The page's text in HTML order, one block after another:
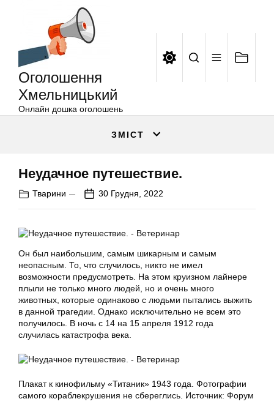
Оголошення
Хмельницький
Онлайн дошка оголошень
ЗМІСТ
Неудачное путешествие.
Тварини 30 Грудня, 2022
Он был наибольшим, самым шикарным и самым
неопасным. То, что случилось, никто не имел
возможности предусмотреть. На этом круизном лайнере
плыли не только много людей, но и очень много
животных, которые одинаково с людьми пытались выжить
в данной трагедии. Однако исключительно не всем это
получилось. В ночь с 14 на 15 апреля 1912 года
случилась катастрофа века.
Плакат к кинофильму «Титаник» 1943 года. Фотографии
самого кораблекрушения не сбереглись. Источник: Форум